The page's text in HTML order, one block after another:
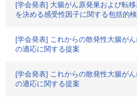
[学会発表] 大腸がん原発巣および転
を決める感受性因子に関する包括的
[学会発表] これからの散発性大腸が
の適応に関する提案
[学会発表] これからの散発性大腸が
の適応に関する提案